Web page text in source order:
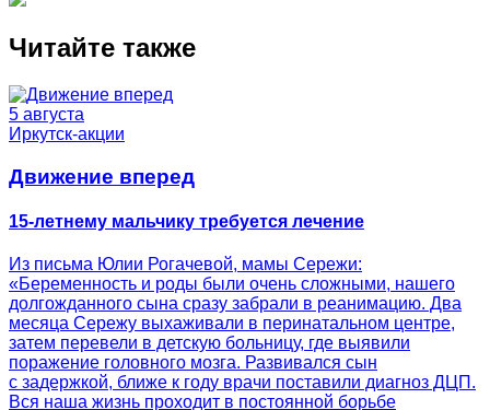
Читайте также
5 августа
Иркутск-акции
Движение вперед
15-летнему мальчику требуется лечение
Из письма Юлии Рогачевой, мамы Сережи:
«Беременность и роды были очень сложными, нашего
долгожданного сына сразу забрали в реанимацию. Два
месяца Сережу выхаживали в перинатальном центре,
затем перевели в детскую больницу, где выявили
поражение головного мозга. Развивался сын
с задержкой, ближе к году врачи поставили диагноз ДЦП.
Вся наша жизнь проходит в постоянной борьбе